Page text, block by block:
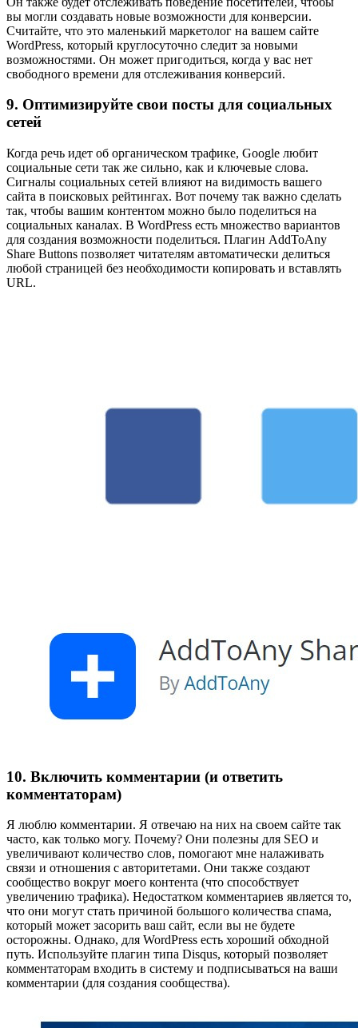
вы могли создавать новые возможности для конверсии.
Считайте, что это маленький маркетолог на вашем сайте
WordPress, который круглосуточно следит за новыми
возможностями. Он может пригодиться, когда у вас нет
свободного времени для отслеживания конверсий.
9. Оптимизируйте свои посты для социальных
сетей
Когда речь идет об органическом трафике, Google любит
социальные сети так же сильно, как и ключевые слова.
Сигналы социальных сетей влияют на видимость вашего
сайта в поисковых рейтингах. Вот почему так важно сделать
так, чтобы вашим контентом можно было поделиться на
социальных каналах. В WordPress есть множество вариантов
для создания возможности поделиться. Плагин AddToAny
Share Buttons позволяет читателям автоматически делиться
любой страницей без необходимости копировать и вставлять
URL.
10. Включить комментарии (и ответить
комментаторам)
Я люблю комментарии. Я отвечаю на них на своем сайте так
часто, как только могу. Почему? Они полезны для SEO и
увеличивают количество слов, помогают мне налаживать
связи и отношения с авторитетами. Они также создают
сообщество вокруг моего контента (что способствует
увеличению трафика). Недостатком комментариев является то,
что они могут стать причиной большого количества спама,
который может засорить ваш сайт, если вы не будете
осторожны. Однако, для WordPress есть хороший обходной
путь. Используйте плагин типа Disqus, который позволяет
комментаторам входить в систему и подписываться на ваши
комментарии (для создания сообщества).